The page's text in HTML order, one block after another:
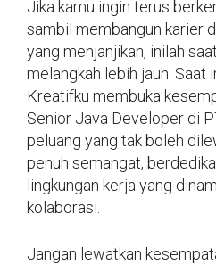
Jika kamu ingin terus
sambil membangun karier
yang menjanjikan, inilah
melangkah lebih jauh. Saat
Kreatifku membuka
Senior Java Developer di
peluang yang tak boleh
penuh semangat,
lingkungan kerja yang
kolaborasi.
Jangan lewatkan